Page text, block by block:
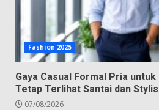
Fashion 2025
Gaya Casual Formal Pria
Tetap Terlihat Santai dan
07/08/2026